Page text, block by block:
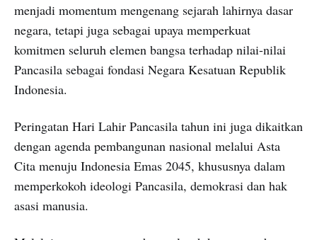
menjadi momentum mengenang sejarah lahirnya dasar
negara, tetapi juga sebagai upaya memperkuat
komitmen seluruh elemen bangsa terhadap nilai-nilai
Pancasila sebagai fondasi Negara Kesatuan Republik
Indonesia.
Peringatan Hari Lahir Pancasila tahun ini juga dikaitkan
dengan agenda pembangunan nasional melalui Asta
Cita menuju Indonesia Emas 2045, khususnya dalam
memperkokoh ideologi Pancasila, demokrasi dan hak
asasi manusia.